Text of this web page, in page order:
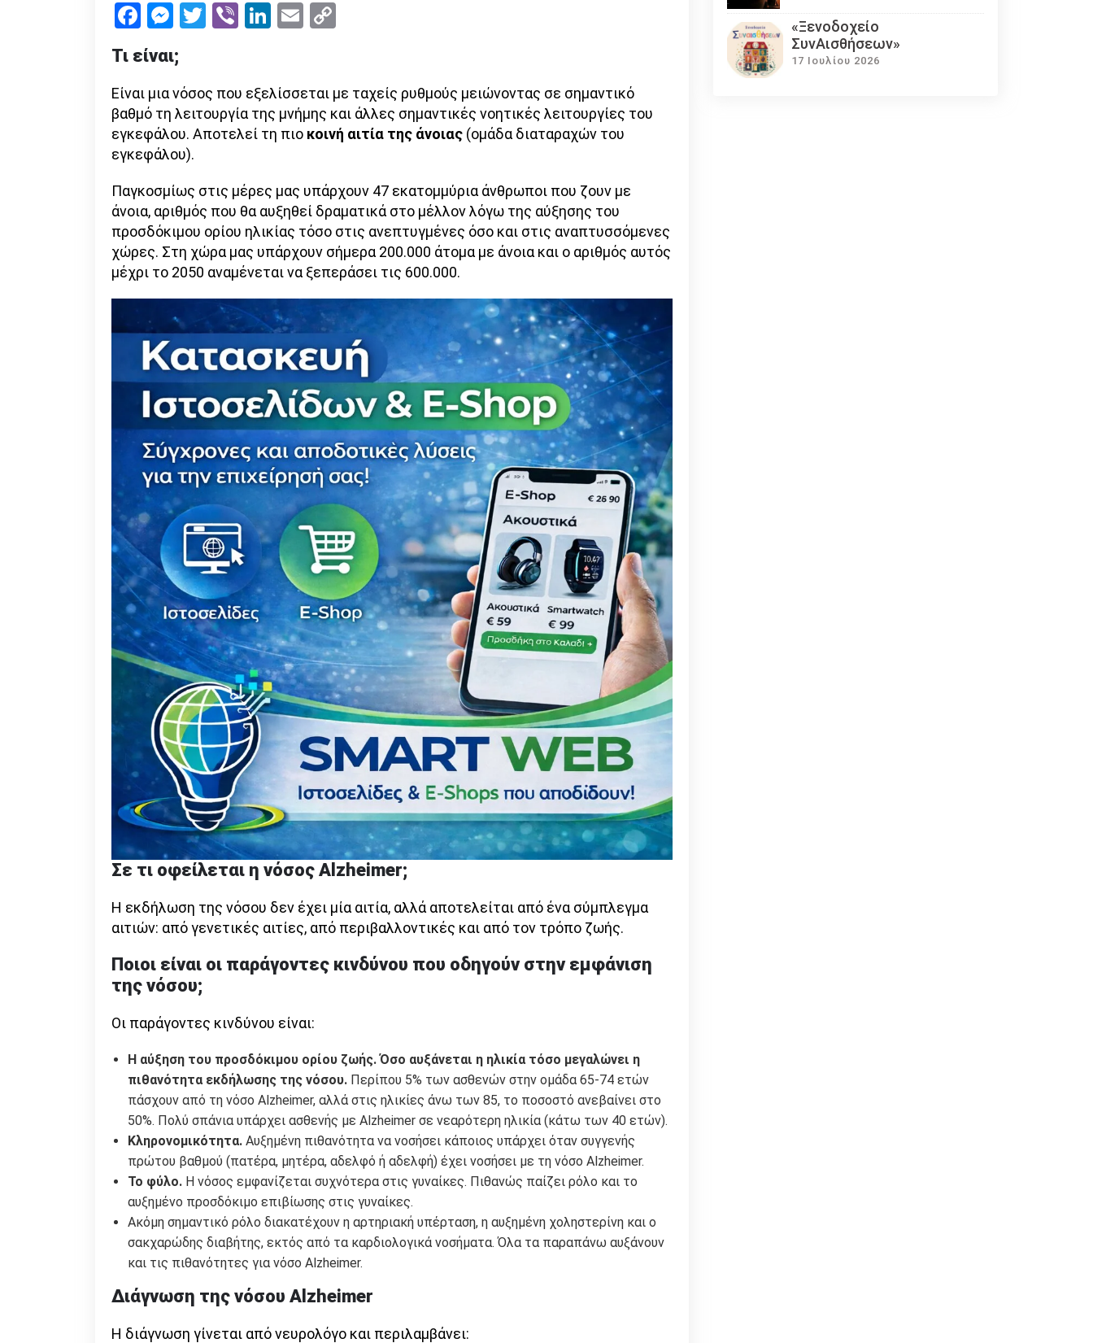
Facebook
Messenger
Twitter
ViberLinkedIn
Email
Τι είναι;
Είναι μια νόσος που εξελίσσεται με ταχείς ρυθμούς μειώνοντας σε σημαντικό
βαθμό τη λειτουργία της μνήμης και άλλες σημαντικές νοητικές λειτουργίες του
εγκεφάλου. Αποτελεί τη πιο κοινή αιτία της άνοιας (ομάδα διαταραχών του
εγκεφάλου).
Παγκοσμίως στις μέρες μας υπάρχουν 47 εκατομμύρια άνθρωποι που ζουν με
άνοια, αριθμός που θα αυξηθεί δραματικά στο μέλλον λόγω της αύξησης του
προσδόκιμου ορίου ηλικίας τόσο στις ανεπτυγμένες όσο και στις αναπτυσσόμενες
χώρες. Στη χώρα μας υπάρχουν σήμερα 200.000 άτομα με άνοια και ο αριθμός αυτός
μέχρι το 2050 αναμένεται να ξεπεράσει τις 600.000.
Σε τι οφείλεται η νόσος Alzheimer;
Η εκδήλωση της νόσου δεν έχει μία αιτία, αλλά αποτελείται από ένα σύμπλεγμα
αιτιών: από γενετικές αιτίες, από περιβαλλοντικές και από τον τρόπο ζωής.
Ποιοι είναι οι παράγοντες κινδύνου που οδηγούν στην εμφάνιση
της νόσου;
Οι παράγοντες κινδύνου είναι:
Η αύξηση του προσδόκιμου ορίου ζωής. Όσο αυξάνεται η ηλικία τόσο μεγαλώνει η
πιθανότητα εκδήλωσης της νόσου. Περίπου 5% των ασθενών στην ομάδα 65-74 ετών
πάσχουν από τη νόσο Alzheimer, αλλά στις ηλικίες άνω των 85, το ποσοστό ανεβαίνει στο
50%. Πολύ σπάνια υπάρχει ασθενής με Alzheimer σε νεαρότερη ηλικία (κάτω των 40 ετών).
Κληρονομικότητα. Αυξημένη πιθανότητα να νοσήσει κάποιος υπάρχει όταν συγγενής
πρώτου βαθμού (πατέρα, μητέρα, αδελφό ή αδελφή) έχει νοσήσει με τη νόσο Alzheimer.
Το φύλο. Η νόσος εμφανίζεται συχνότερα στις γυναίκες. Πιθανώς παίζει ρόλο και το
αυξημένο προσδόκιμο επιβίωσης στις γυναίκες.
Ακόμη σημαντικό ρόλο διακατέχουν η αρτηριακή υπέρταση, η αυξημένη χοληστερίνη και ο
σακχαρώδης διαβήτης, εκτός από τα καρδιολογικά νοσήματα. Όλα τα παραπάνω αυξάνουν
και τις πιθανότητες για νόσο Alzheimer.
Διάγνωση της νόσου Alzheimer
Η διάγνωση γίνεται από νευρολόγο και περιλαμβάνει:
«Ξενοδοχείο
ΣυνΑισθήσεων»
17 Ιουλίου 2026